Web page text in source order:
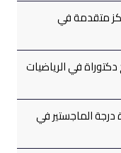
متقدمة في
في الرياضيات
الماجستير في